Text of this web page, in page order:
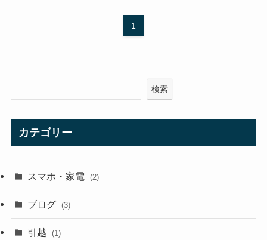
1
検索
カテゴリー
スマホ・家電 (2)
ブログ (3)
引越 (1)